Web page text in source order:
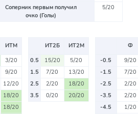
Соперник первым получил
очко (Голы)
5/20
ИТМ
3/20
9/20
12/20
18/20
18/20
ИТ2Б
ИТ2М
0.5
15/20
5/20
1.5
7/20
13/20
2.5
2/20
18/20
3.5
0/20 20/20
Ф
-0.5
9/20
-1.5
7/20
-2.5
2/20
-3.5
2/20
-4.5
1/20